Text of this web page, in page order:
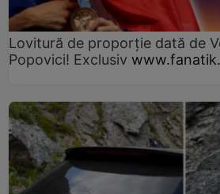
Lovitură de proporție dată de
Popovici! Exclusiv